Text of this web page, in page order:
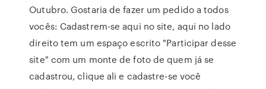
Outubro. Gostaria de fazer um pedido a todos
vocês: Cadastrem-se aqui no site, aqui no lado
direito tem um espaço escrito "Participar desse
site" com um monte de foto de quem já se
cadastrou, clique ali e cadastre-se você